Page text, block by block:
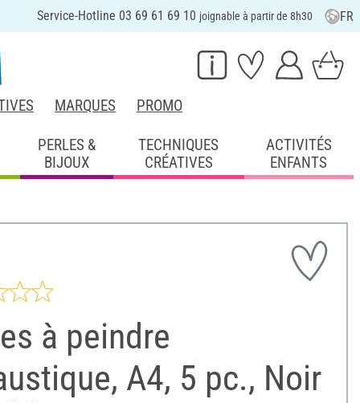
Service-Hotline 03 69 61 69 10 joignable à partir de 8h30 FR
MARQUES PROMO
PERLES &
BIJOUX
TECHNIQUES
CRÉATIVES
ACTIVITÉS
ENFANTS
à peindre
A4, 5 pc., Noir